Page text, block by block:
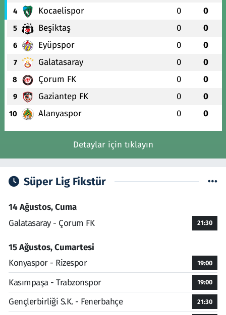
4 Kocaelispor 0 0
5 Beşiktaş 0 0
6 Eyüpspor 0 0
7 Galatasaray 0 0
8 Çorum FK 0 0
9 Gaziantep FK 0 0
10 Alanyaspor 0 0
Detaylar için tıklayın
Süper Lig Fikstür
14 Ağustos, Cuma
Galatasaray - Çorum FK
21:30
15 Ağustos, Cumartesi
Konyaspor - Rizespor
19:00
Kasımpaşa - Trabzonspor 19:00
Gençlerbirliği S.K. - Fenerbahçe 21:30